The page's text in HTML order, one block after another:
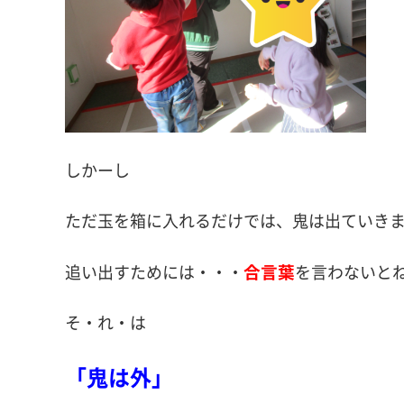
しかーし
ただ玉を箱に入れるだけでは、鬼は出ていきま
追い出すためには・・・ 合言葉を言わないと
そ・れ・は
「鬼は外」